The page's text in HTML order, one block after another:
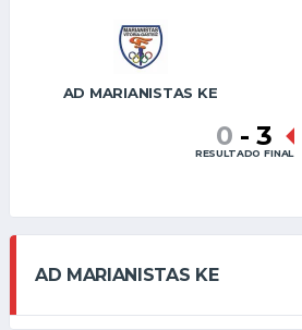
AD MARIANISTAS KE
0 - 3
RESULTADO FINAL
AD MARIANISTAS KE